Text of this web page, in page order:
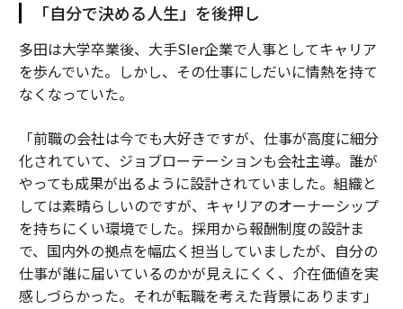
「自分で決める人生」を後押し
多田は大学卒業後、大手SIer企業で人事としてキャリア
を歩んでいた。しかし、その仕事にしだいに情熱を持て
なくなっていた。
「前職の会社は今でも大好きですが、仕事が高度に細分
化されていて、ジョブローテーションも会社主導。誰が
やっても成果が出るように設計されていました。組織と
しては素晴らしいのですが、キャリアのオーナーシップ
を持ちにくい環境でした。採用から報酬制度の設計ま
で、国内外の拠点を幅広く担当していましたが、自分の
仕事が誰に届いているのかが見えにくく、介在価値を実
感しづらかった。それが転職を考えた背景にあります」